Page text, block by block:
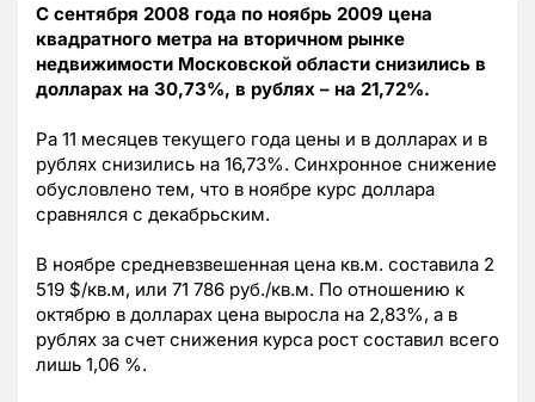
С сентября 2008 года по ноябрь 2009 цена
квадратного метра на вторичном рынке
недвижимости Московской области снизились в
долларах на 30,73%, в рублях – на 21,72%.
Pа 11 месяцев текущего года цены и в долларах и в
рублях снизились на 16,73%. Синхронное снижение
обусловлено тем, что в ноябре курс доллара
сравнялся с декабрьским.
В ноябре средневзвешенная цена кв.м. составила 2
519 $/кв.м, или 71 786 руб./кв.м. По отношению к
октябрю в долларах цена выросла на 2,83%, а в
рублях за счет снижения курса рост составил всего
лишь 1,06 %.